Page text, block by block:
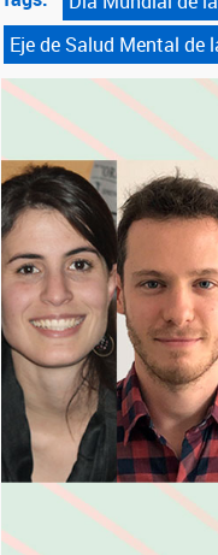
Eje de Salud Mental de